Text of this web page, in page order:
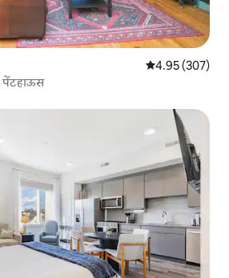
5 पैकी 4.95
4.95 (307)
पेंटहाऊस